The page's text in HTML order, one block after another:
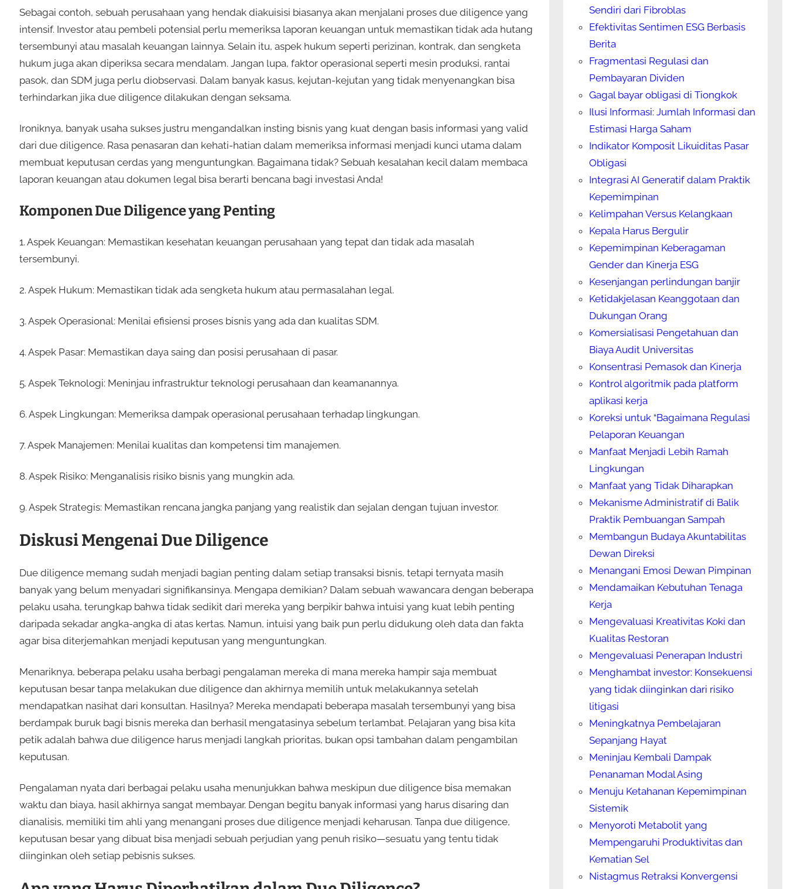
Sebagai contoh, sebuah perusahaan yang hendak diakuisisi biasanya akan menjalani proses due diligence yang
intensif. Investor atau pembeli potensial perlu memeriksa laporan keuangan untuk memastikan tidak ada hutang
tersembunyi atau masalah keuangan lainnya. Selain itu, aspek hukum seperti perizinan, kontrak, dan sengketa
hukum juga akan diperiksa secara mendalam. Jangan lupa, faktor operasional seperti mesin produksi, rantai
pasok, dan SDM juga perlu diobservasi. Dalam banyak kasus, kejutan-kejutan yang tidak menyenangkan bisa
terhindarkan jika due diligence dilakukan dengan seksama.
Ironiknya, banyak usaha sukses justru mengandalkan insting bisnis yang kuat dengan basis informasi yang valid
dari due diligence. Rasa penasaran dan kehati-hatian dalam memeriksa informasi menjadi kunci utama dalam
membuat keputusan cerdas yang menguntungkan. Bagaimana tidak? Sebuah kesalahan kecil dalam membaca
laporan keuangan atau dokumen legal bisa berarti bencana bagi investasi Anda!
Komponen Due Diligence yang Penting
1. Aspek Keuangan: Memastikan kesehatan keuangan perusahaan yang tepat dan tidak ada masalah
tersembunyi.
2. Aspek Hukum: Memastikan tidak ada sengketa hukum atau permasalahan legal.
3. Aspek Operasional: Menilai efisiensi proses bisnis yang ada dan kualitas SDM.
4. Aspek Pasar: Memastikan daya saing dan posisi perusahaan di pasar.
5. Aspek Teknologi: Meninjau infrastruktur teknologi perusahaan dan keamanannya.
6. Aspek Lingkungan: Memeriksa dampak operasional perusahaan terhadap lingkungan.
7. Aspek Manajemen: Menilai kualitas dan kompetensi tim manajemen.
8. Aspek Risiko: Menganalisis risiko bisnis yang mungkin ada.
9. Aspek Strategis: Memastikan rencana jangka panjang yang realistik dan sejalan dengan tujuan investor.
Diskusi Mengenai Due Diligence
Due diligence memang sudah menjadi bagian penting dalam setiap transaksi bisnis, tetapi ternyata masih
banyak yang belum menyadari signifikansinya. Mengapa demikian? Dalam sebuah wawancara dengan beberapa
pelaku usaha, terungkap bahwa tidak sedikit dari mereka yang berpikir bahwa intuisi yang kuat lebih penting
daripada sekadar angka-angka di atas kertas. Namun, intuisi yang baik pun perlu didukung oleh data dan fakta
agar bisa diterjemahkan menjadi keputusan yang menguntungkan.
Menariknya, beberapa pelaku usaha berbagi pengalaman mereka di mana mereka hampir saja membuat
keputusan besar tanpa melakukan due diligence dan akhirnya memilih untuk melakukannya setelah
mendapatkan nasihat dari konsultan. Hasilnya? Mereka mendapati beberapa masalah tersembunyi yang bisa
berdampak buruk bagi bisnis mereka dan berhasil mengatasinya sebelum terlambat. Pelajaran yang bisa kita
petik adalah bahwa due diligence harus menjadi langkah prioritas, bukan opsi tambahan dalam pengambilan
keputusan.
Pengalaman nyata dari berbagai pelaku usaha menunjukkan bahwa meskipun due diligence bisa memakan
waktu dan biaya, hasil akhirnya sangat membayar. Dengan begitu banyak informasi yang harus disaring dan
dianalisis, memiliki tim ahli yang menangani proses due diligence menjadi keharusan. Tanpa due diligence,
keputusan besar yang dibuat bisa menjadi sebuah perjudian yang penuh risiko—sesuatu yang tentu tidak
diinginkan oleh setiap pebisnis sukses.
Sendiri dari Fibroblas
Efektivitas Sentimen ESG Berbasis
Berita
Fragmentasi Regulasi dan
Pembayaran Dividen
Gagal bayar obligasi di Tiongkok
Ilusi Informasi: Jumlah Informasi dan
Estimasi Harga Saham
Indikator Komposit Likuiditas Pasar
Obligasi
Integrasi AI Generatif dalam Praktik
Kepemimpinan
Kelimpahan Versus Kelangkaan
Kepala Harus Bergulir
Kepemimpinan Keberagaman
Gender dan Kinerja ESG
Kesenjangan perlindungan banjir
Ketidakjelasan Keanggotaan dan
Dukungan Orang
Komersialisasi Pengetahuan dan
Biaya Audit Universitas
Konsentrasi Pemasok dan Kinerja
Kontrol algoritmik pada platform
aplikasi kerja
Koreksi untuk “Bagaimana Regulasi
Pelaporan Keuangan
Manfaat Menjadi Lebih Ramah
Lingkungan
Manfaat yang Tidak Diharapkan
Mekanisme Administratif di Balik
Praktik Pembuangan Sampah
Membangun Budaya Akuntabilitas
Dewan Direksi
Menangani Emosi Dewan Pimpinan
Mendamaikan Kebutuhan Tenaga
Kerja
Mengevaluasi Kreativitas Koki dan
Kualitas Restoran
Mengevaluasi Penerapan Industri
Menghambat investor: Konsekuensi
yang tidak diinginkan dari risiko
litigasi
Meningkatnya Pembelajaran
Sepanjang Hayat
Meninjau Kembali Dampak
Penanaman Modal Asing
Menuju Ketahanan Kepemimpinan
Sistemik
Menyoroti Metabolit yang
Mempengaruhi Produktivitas dan
Kematian Sel
Nistagmus Retraksi Konvergensi